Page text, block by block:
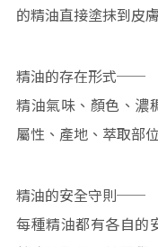
的精油直接塗抹到皮
精油的存在形式──
精油氣味、顏色、濃
屬性、產地、萃取部
精油的安全守則──
每種精油都有各自的